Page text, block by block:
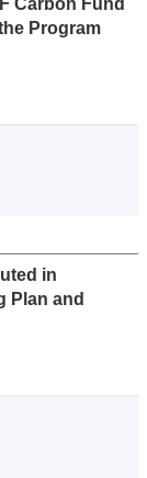
Carbon Fund
Program
in
Plan and